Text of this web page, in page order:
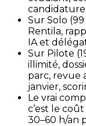
Sur Solo
Rentila,
IA et
Sur Pilote
illimité,
parc, revue
janvier,
Le vrai
c’est le
30–60 h/an